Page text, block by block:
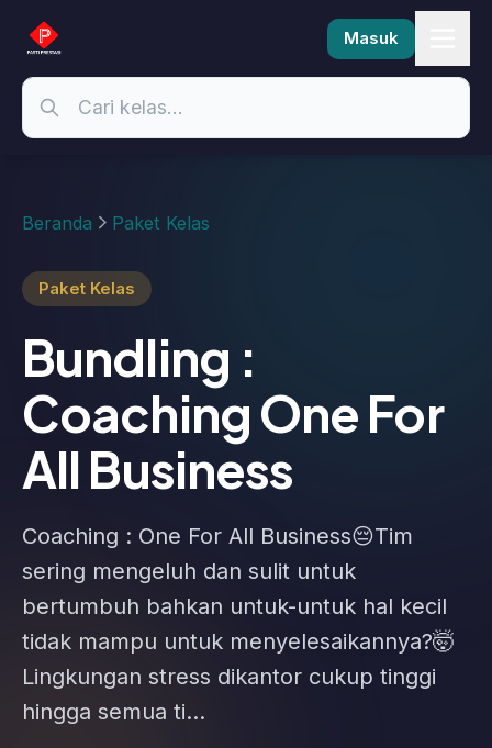
Paket Kelas
Bundling :
Coaching One For
All Business
Coaching : One For All Business😔Tim
sering mengeluh dan sulit untuk
bertumbuh bahkan untuk-untuk hal kecil
Lingkungan stress dikantor cukup tinggi
hingga semua ti...
Deskripsi Paket